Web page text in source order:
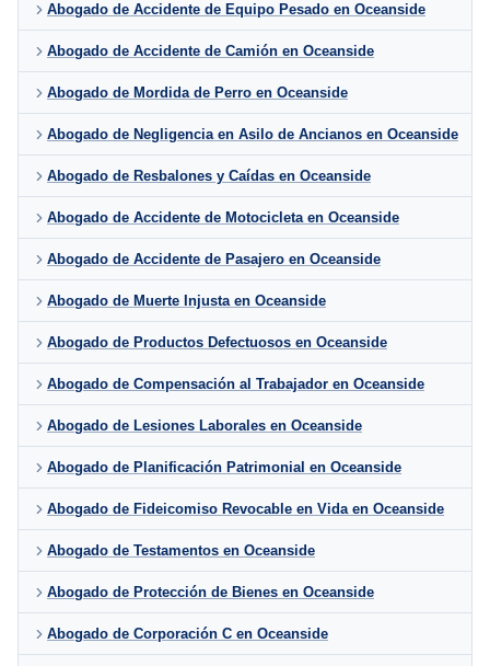
Abogado de Accidente de Equipo Pesado en Oceanside
Abogado de Accidente de Camión en Oceanside
Abogado de Mordida de Perro en Oceanside
Abogado de Negligencia en Asilo de Ancianos en Oceanside
Abogado de Resbalones y Caídas en Oceanside
Abogado de Accidente de Motocicleta en Oceanside
Abogado de Accidente de Pasajero en Oceanside
Abogado de Muerte Injusta en Oceanside
Abogado de Productos Defectuosos en Oceanside
Abogado de Compensación al Trabajador en Oceanside
Abogado de Lesiones Laborales en Oceanside
Abogado de Planificación Patrimonial en Oceanside
Abogado de Fideicomiso Revocable en Vida en Oceanside
Abogado de Testamentos en Oceanside
Abogado de Protección de Bienes en Oceanside
Abogado de Corporación C en Oceanside